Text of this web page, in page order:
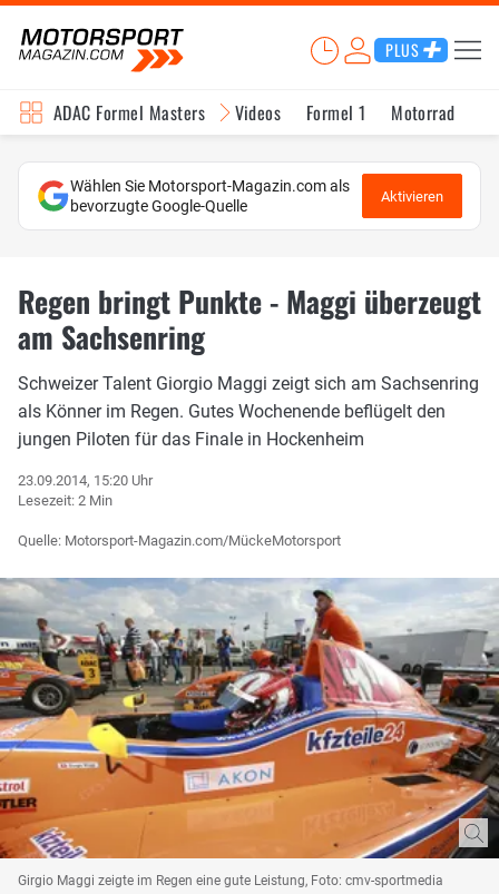
PLUS
ADAC Formel Masters Videos Formel 1 Motorrad
Wählen Sie Motorsport-Magazin.com als
bevorzugte Google-Quelle
Aktivieren
Regen bringt Punkte - Maggi überzeugt
am Sachsenring
Schweizer Talent Giorgio Maggi zeigt sich am Sachsenring
als Könner im Regen. Gutes Wochenende beflügelt den
jungen Piloten für das Finale in Hockenheim
23.09.2014, 15:20 Uhr
Lesezeit: 2 Min
Quelle: Motorsport-Magazin.com/MückeMotorsport
Girgio Maggi zeigte im Regen eine gute Leistung, Foto: cmv-sportmedia